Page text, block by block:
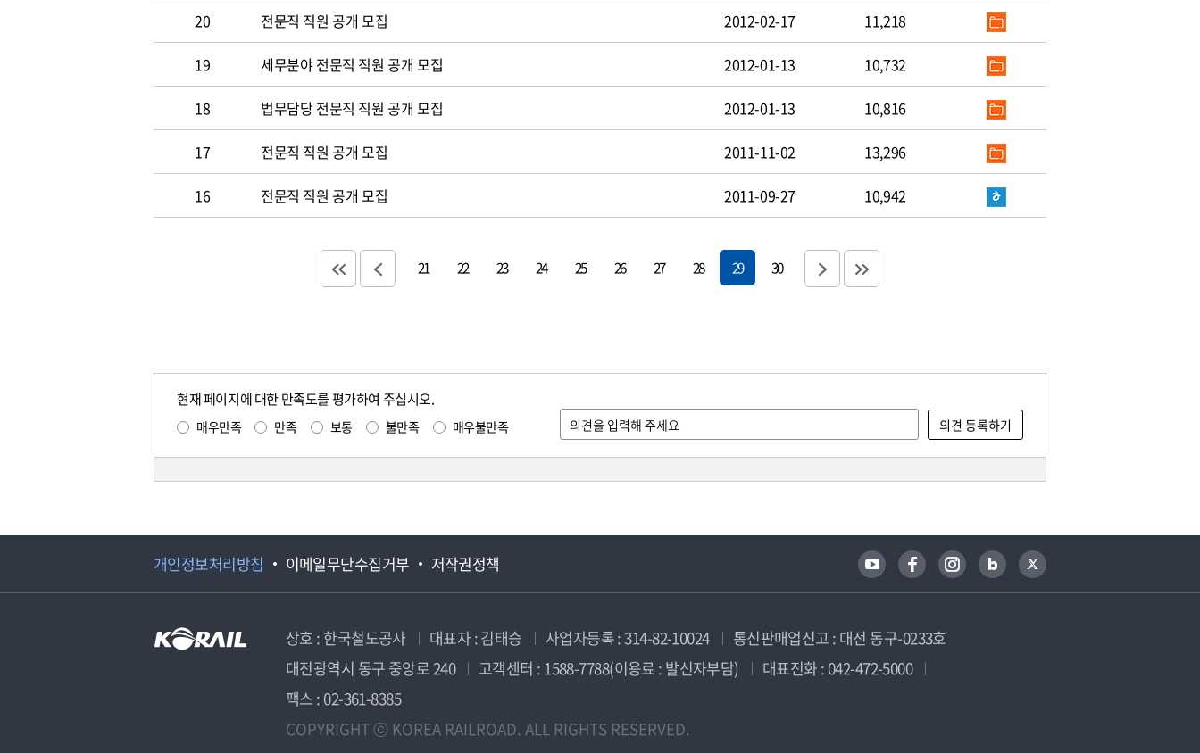
20 전문직 직원 공개 모집 2012-02-17 11,218
19 세무분야 전문직 직원 공개 모집 2012-01-13 10,732
18 법무담당 전문직 직원 공개 모집 2012-01-13 10,816
17 전문직 직원 공개 모집 2011-11-02 13,296
16 전문직 직원 공개 모집 2011-09-27 10,942
21 22 23 24 25 26 27 28 29 30
현재 페이지에 대한 만족도를 평가하여 주십시오.
매우만족 만족 보통 불만족 매우불만족
개인정보처리방침 이메일무단수집거부 저작권정책
상호 : 한국철도공사 대표자 : 김태승 사업자등록 : 314-82-10024
통신판매업신고 : 대전 동구-0233호
대전광역시 동구 중앙로 240
고객센터 : 1588-7788(이용료 : 발신자부담)
대표전화 : 042-472-5000
팩스 : 02-361-8385
COPYRIGHT ⓒ KOREA RAILROAD. ALL RIGHTS RESERVED.